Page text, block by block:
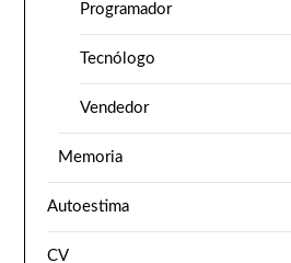
Programador
Tecnólogo
Vendedor
Memoria
Autoestima
CV